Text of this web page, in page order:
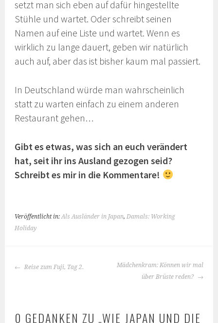
setzt man sich eben auf dafür hingestellte
Stühle und wartet. Oder schreibt seinen
Namen auf eine Liste und wartet. Wenn es
wirklich zu lange dauert, geben wir natürlich
auch auf, aber das ist bisher kaum mal passiert.
In Deutschland würde man wahrscheinlich
statt zu warten einfach zu einem anderen
Restaurant gehen…
Gibt es etwas, was sich an euch verändert
hat, seit ihr ins Ausland gezogen seid?
Schreibt es mir in die Kommentare!
Veröffentlicht in:Als Ausländer in Japan,Damals: Working
Holiday
BEITRAGS-
NAVIGATION
Reise zum Fuji, Tag 2.
Mädchenkram: Können wir mal
über Brüste reden?
0 GEDANKEN ZU „WIE JAPAN UND DIE